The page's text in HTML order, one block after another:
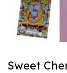
Sweet